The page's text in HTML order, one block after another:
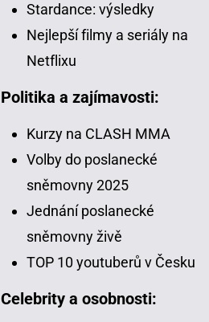
Stardance: výsledky
Nejlepší filmy a seriály na
Netflixu
Politika a zajímavosti:
Kurzy na CLASH MMA
Volby do poslanecké
sněmovny 2025
Jednání poslanecké
sněmovny živě
TOP 10 youtuberů v Česku
Celebrity a osobnosti: